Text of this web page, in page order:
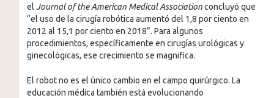
el Journal of the American Medical Associationconcluyó que
“el uso de la cirugía robótica aumentó del 1,8 por ciento en
2012 al 15,1 por ciento en 2018”. Para algunos
procedimientos, específicamente en cirugías urológicas y
ginecológicas, ese crecimiento se magnifica.
El robot no es el único cambio en el campo quirúrgico. La
educación médica también está evolucionando